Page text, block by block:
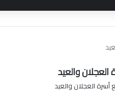
العجلان والعيد
العجلان والعيد